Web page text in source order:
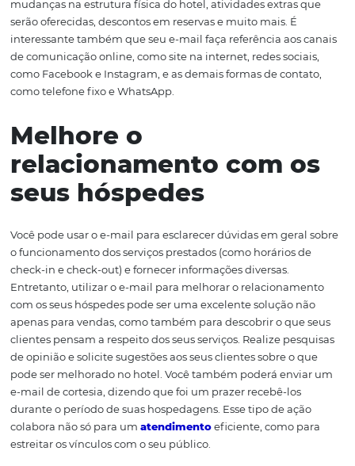
reserva para novas datas para aqueles que já se
Crie uma newsletter
interessante
Você pode criar uma newsletter com conteúdo
seu negócio, incluindo calendários de eventos, passeios,
mudanças na estrutura física do hotel, atividades extras
serão oferecidas, descontos em reservas e muito mais. É
interessante também que seu e-mail faça referência
de comunicação online, como site na internet, redes
como Facebook e Instagram, e as demais formas de
como telefone fixo e WhatsApp.
Melhore o
relacionamento com
seus hóspedes